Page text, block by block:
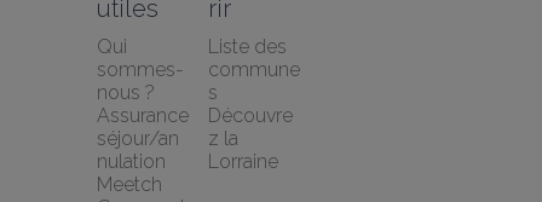
utiles
Qui
sommes-
nous ?
Assurance
séjour/an
nulation
Meetch
rir
Liste des
commune
s
Découvre
z la
Lorraine